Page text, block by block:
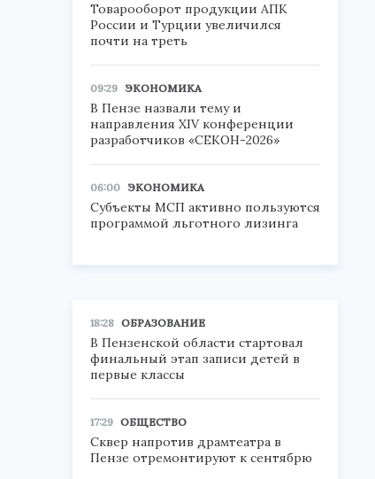
Товарооборот продукции АПК
России и Турции увеличился
почти на треть
09:29 ЭКОНОМИКА
В Пензе назвали тему и
направления XIV конференции
разработчиков «СЕКОН-2026»
06:00 ЭКОНОМИКА
Субъекты МСП активно пользуются
программой льготного лизинга
18:28 ОБРАЗОВАНИЕ
В Пензенской области стартовал
финальный этап записи детей в
первые классы
17:29 ОБЩЕСТВО
Сквер напротив драмтеатра в
Пензе отремонтируют к сентябрю